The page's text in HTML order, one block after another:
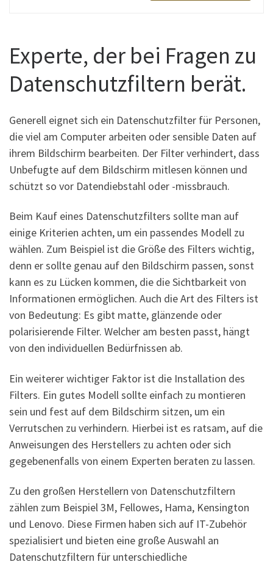
Experte, der bei Fragen zu
Datenschutzfiltern berät.
Generell eignet sich ein Datenschutzfilter für Personen,
die viel am Computer arbeiten oder sensible Daten auf
ihrem Bildschirm bearbeiten. Der Filter verhindert, dass
Unbefugte auf dem Bildschirm mitlesen können und
schützt so vor Datendiebstahl oder -missbrauch.
Beim Kauf eines Datenschutzfilters sollte man auf
einige Kriterien achten, um ein passendes Modell zu
wählen. Zum Beispiel ist die Größe des Filters wichtig,
denn er sollte genau auf den Bildschirm passen, sonst
kann es zu Lücken kommen, die die Sichtbarkeit von
Informationen ermöglichen. Auch die Art des Filters ist
von Bedeutung: Es gibt matte, glänzende oder
polarisierende Filter. Welcher am besten passt, hängt
von den individuellen Bedürfnissen ab.
Ein weiterer wichtiger Faktor ist die Installation des
Filters. Ein gutes Modell sollte einfach zu montieren
sein und fest auf dem Bildschirm sitzen, um ein
Verrutschen zu verhindern. Hierbei ist es ratsam, auf die
Anweisungen des Herstellers zu achten oder sich
gegebenenfalls von einem Experten beraten zu lassen.
Zu den großen Herstellern von Datenschutzfiltern
zählen zum Beispiel 3M, Fellowes, Hama, Kensington
und Lenovo. Diese Firmen haben sich auf IT-Zubehör
spezialisiert und bieten eine große Auswahl an
Datenschutzfiltern für unterschiedliche